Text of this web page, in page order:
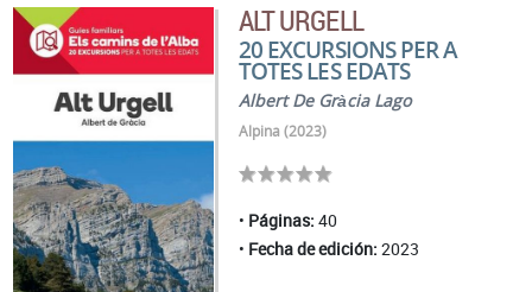
ALT URGELL
20 EXCURSIONS PER A
TOTES LES EDATS
Albert De Gràcia Lago
Alpina (2023)
Páginas: 40
Fecha de edición: 2023